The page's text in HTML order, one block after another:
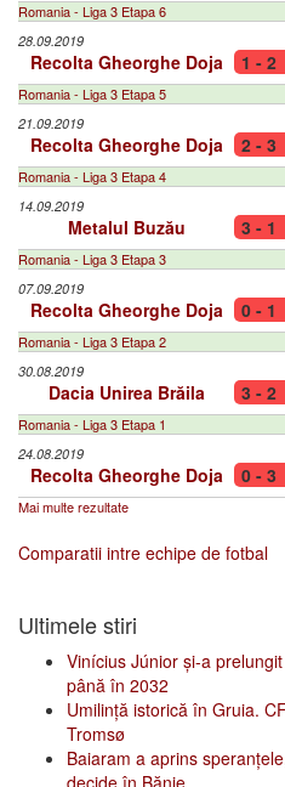
Romania - Liga 3 Etapa 6
28.09.2019
Recolta Gheorghe Doja 1 - 2
Romania - Liga 3 Etapa 5
21.09.2019
Recolta Gheorghe Doja 2 - 3
Romania - Liga 3 Etapa 4
14.09.2019
Metalul Buzău 3 - 1
Romania - Liga 3 Etapa 3
07.09.2019
Recolta Gheorghe Doja 0 - 1
Romania - Liga 3 Etapa 2
30.08.2019
Dacia Unirea Brăila 3 - 2
Romania - Liga 3 Etapa 1
24.08.2019
Recolta Gheorghe Doja 0 - 3
Mai multe rezultate
Comparatii intre echipe de fotbal
Ultimele stiri
Vinícius Júnior și-a
până în 2032
Umilință istorică în Gruia.
Tromsø
Baiaram a aprins
decide în Bănie